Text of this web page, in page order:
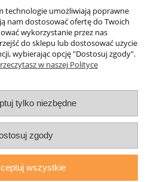
Pomoc
Moje konto
Informacje
O nas
23, 67-200 Głogów | woj. dolnośląskie
technologie umożliwiają poprawne
nam dostosować ofertę do Twoich
wykorzystanie przez nas
do sklepu lub dostosować użycie
wybierając opcję "Dostosuj zgody".
w naszej Polityce
tylko niezbędne
zgody
wszystkie